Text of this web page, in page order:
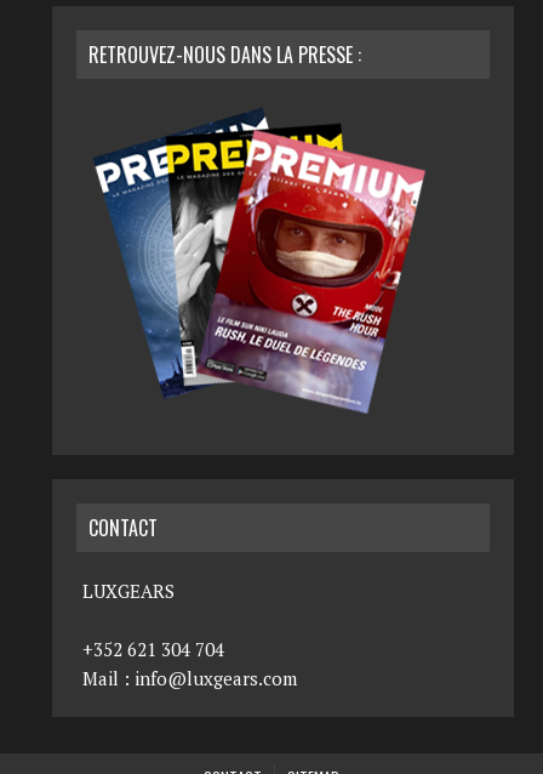
RETROUVEZ-NOUS DANS LA PRESSE :
CONTACT
LUXGEARS
+352 621 304 704
Mail : info@luxgears.com